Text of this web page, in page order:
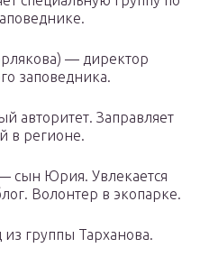
— директор
заповедника.
авторитет. Заправляет
в регионе.
сын Юрия. Увлекается
Волонтер в экопарке.
группы Тарханова.